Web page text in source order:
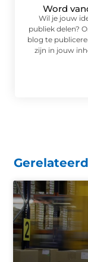
Word
Wil je jouw
publiek delen?
blog te
zijn in jouw